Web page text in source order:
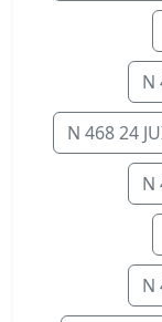
N
N 468 24
N
N